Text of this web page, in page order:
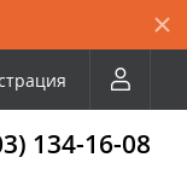
134-16-08